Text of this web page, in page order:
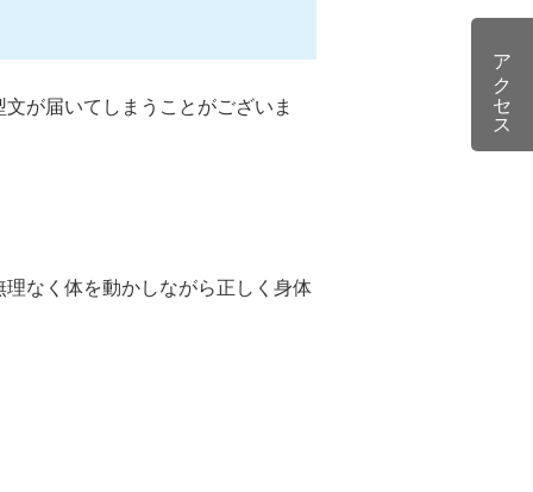
が届いてしまうことがございま
なく体を動かしながら正しく身体
アクセス